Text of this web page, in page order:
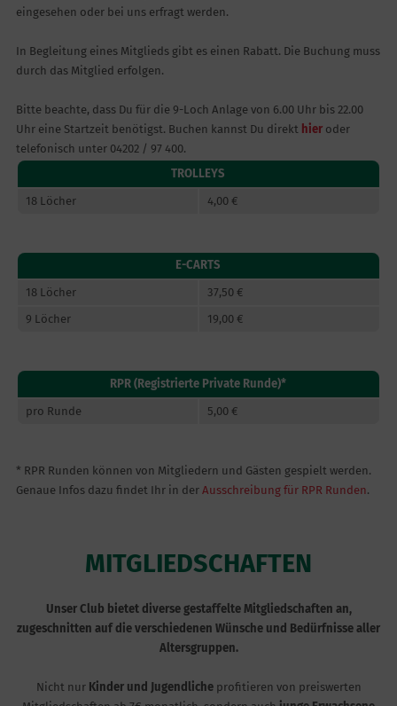
eingesehen oder bei uns erfragt werden.
In Begleitung eines Mitglieds gibt es einen Rabatt. Die Buchung muss
durch das Mitglied erfolgen.
Bitte beachte, dass Du für die 9-Loch Anlage von 6.00 Uhr bis 22.00
Uhr eine Startzeit benötigst. Buchen kannst Du direkt hier oder
telefonisch unter 04202 / 97 400.
TROLLEYS
18 Löcher 4,00 €
E-CARTS
18 Löcher
37,50 €
9 Löcher
19,00 €
RPR (Registrierte Private Runde)*
pro Runde 5,00 €
* RPR Runden können von Mitgliedern und Gästen gespielt werden.
Genaue Infos dazu findet Ihr in der Ausschreibung für RPR Runden.
MITGLIEDSCHAFTEN
Unser Club bietet diverse gestaffelte Mitgliedschaften an,
zugeschnitten auf die verschiedenen Wünsche und Bedürfnisse aller
Altersgruppen.
Nicht nur Kinder und Jugendliche profitieren von preiswerten